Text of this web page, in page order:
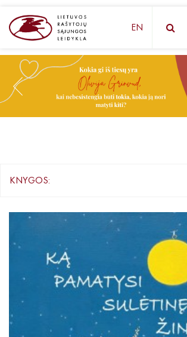
KNYGŲ DĖŽUTĖ - STAIGMENA
Grožinė literatūra
Knygos su autografais
KNYGOS PIGIAU
Išparduota
EN
KNYGOS:
Grožinė literatūra
Lietuvių autorių literatūra
Užsienio autorių literatūra
Trileriai, detektyvai
Apsakymai, novelės